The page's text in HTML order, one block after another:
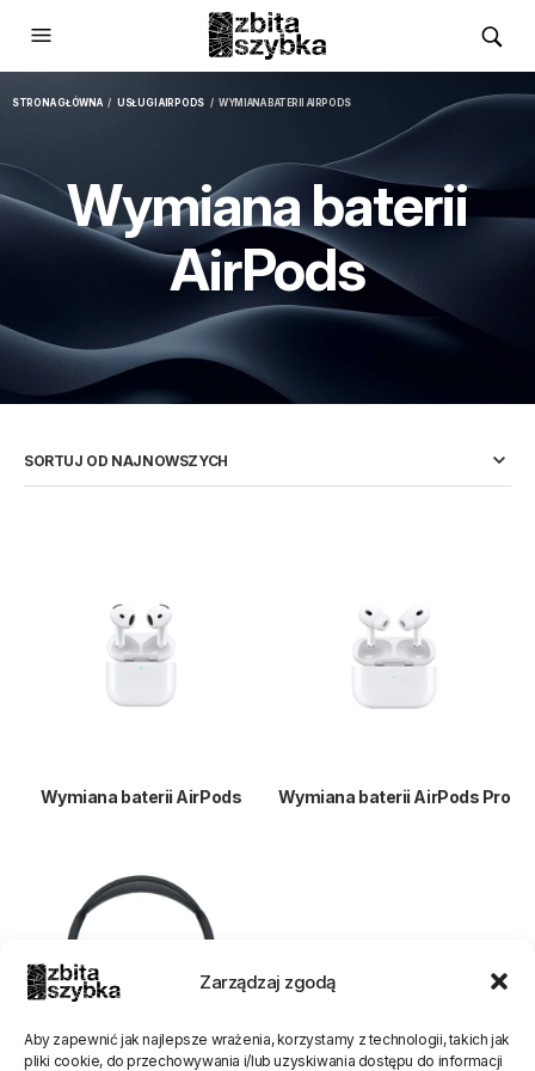
Zarządzaj zgodą
Aby zapewnić jak najlepsze wrażenia, korzystamy z technologii, takich jak
pliki cookie, do przechowywania i/lub uzyskiwania dostępu do informacji
STRONA GŁÓWNA/ USŁUGI AIRPODS / WYMIANA BATERII AIRPODS
Wymiana baterii
AirPods
Wymiana baterii AirPods Wymiana baterii AirPods Pro